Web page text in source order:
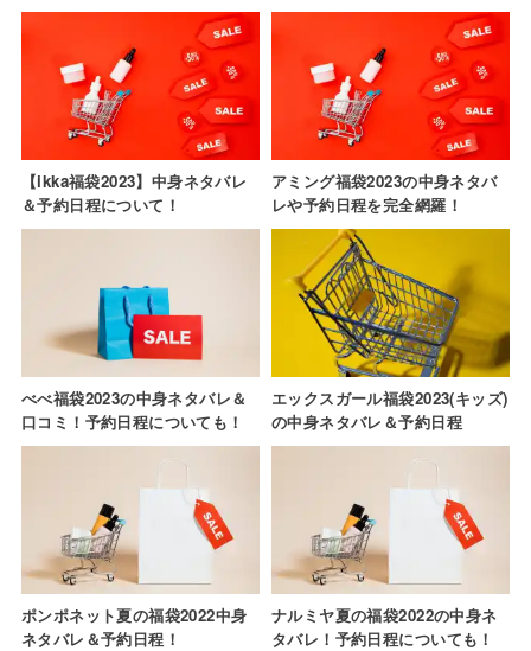
【ikka福袋2023】中身ネタバレ
＆予約日程について！
アミング福袋2023の中身ネタバ
レや予約日程を完全網羅！
べべ福袋2023の中身ネタバレ＆
口コミ！予約日程についても！
エックスガール福袋2023(キッズ)
の中身ネタバレ＆予約日程
ポンポネット夏の福袋2022中身
ネタバレ＆予約日程！
ナルミヤ夏の福袋2022の中身ネ
タバレ！予約日程についても！